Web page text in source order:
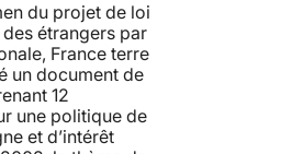
du projet de loi
étrangers par
France terre
un document de
12
une politique de
et d’intérêt